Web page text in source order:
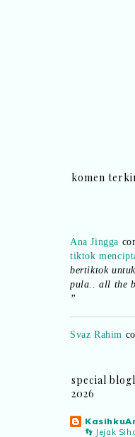
komen
tiktok
bertiktok
pula.. all the
”
realiti
dan teknologi
Syaz Rahim
pertandingan
special
2026
👣 Jejak